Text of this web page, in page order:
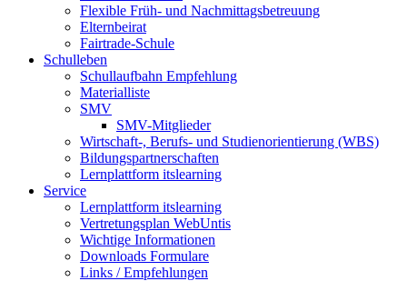
Flexible Früh- und Nachmittagsbetreuung
Elternbeirat
Fairtrade-Schule
Schulleben
Schullaufbahn Empfehlung
Materialliste
SMV
SMV-Mitglieder
Wirtschaft-, Berufs- und Studienorientierung (WBS)
Bildungspartnerschaften
Lernplattform itslearning
Service
Lernplattform itslearning
Vertretungsplan WebUntis
Wichtige Informationen
Downloads Formulare
Links / Empfehlungen